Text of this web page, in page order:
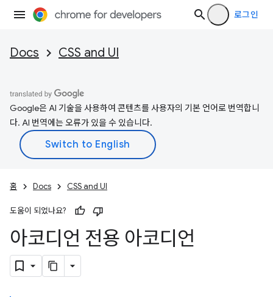
로그인
Docs CSS and UI
Google은 AI 기술을 사용하여 콘텐츠를 사용자의 기본 언어로 번역합니
다. AI 번역에는 오류가 있을 수 있습니다.
홈 Docs CSS and UI
도움이 되었나요?
아코디언 전용 아코디언